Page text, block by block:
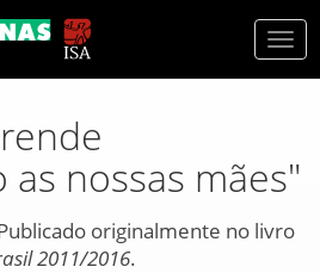
nossas mães"
originalmente no livro
2011/2016.